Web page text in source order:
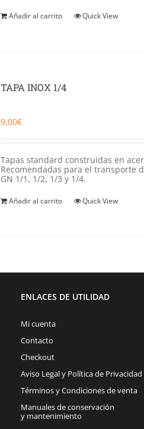
Añadir al carrito Quick View
TAPA INOX 1/4
9,00€
Tapas standard construidas en
Recomendadas para el transporte
GN 1/1, 1/2, 1/3 y 1/4.
Añadir al carrito Quick View
ENLACES DE UTILIDAD
Mi cuenta
Contacto
Checkout
Aviso Legal y Política de Privacidad
Términos y Condiciones de venta
Manuales de conservación
y mantenimiento